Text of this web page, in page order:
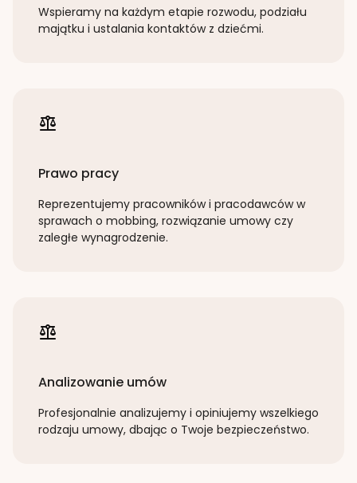
Wspieramy na każdym etapie rozwodu, podziału
majątku i ustalania kontaktów z dziećmi.
Prawo pracy
Reprezentujemy pracowników i pracodawców w
sprawach o mobbing, rozwiązanie umowy czy
zaległe wynagrodzenie.
Analizowanie umów
Profesjonalnie analizujemy i opiniujemy wszelkiego
rodzaju umowy, dbając o Twoje bezpieczeństwo.